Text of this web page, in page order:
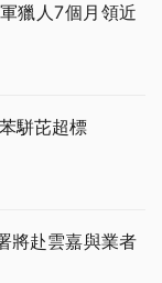
獵人7個月領近
駢芘超標
將赴雲嘉與業者